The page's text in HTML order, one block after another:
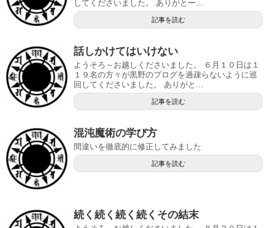
してくださいました。 ありがとー...
記事を読む
話しかけてはいけない
ようそろ～お越しくださいました。 ６月１０日は１
１９名の方々が黒野のブログを過疎らないように巡
回してくださいました。 ありがと...
記事を読む
混沌魔術の学び方
間違いを徹底的に修正してみました
記事を読む
続く続く続く続くその結末